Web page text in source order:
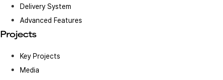
Delivery System
Advanced Features
Projects
Key Projects
Media